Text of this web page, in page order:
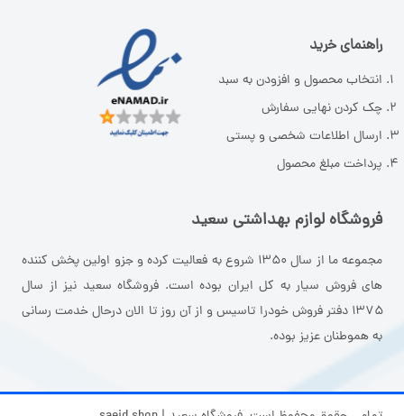
راهنمای خرید
انتخاب محصول و افزودن به سبد
چک کردن نهایی سفارش
ارسال اطلاعات شخصی و پستی
پرداخت مبلغ محصول
فروشگاه لوازم بهداشتی سعید
مجموعه ما از سال ۱۳۵۰ شروع به فعالیت کرده و جزو اولین پخش کننده
های فروش سیار به کل ایران بوده است. فروشگاه سعید نیز از سال
۱۳۷۵ دفتر فروش خودرا تاسیس و از آن روز تا الان درحال خدمت رسانی
به هموطنان عزیز بوده.